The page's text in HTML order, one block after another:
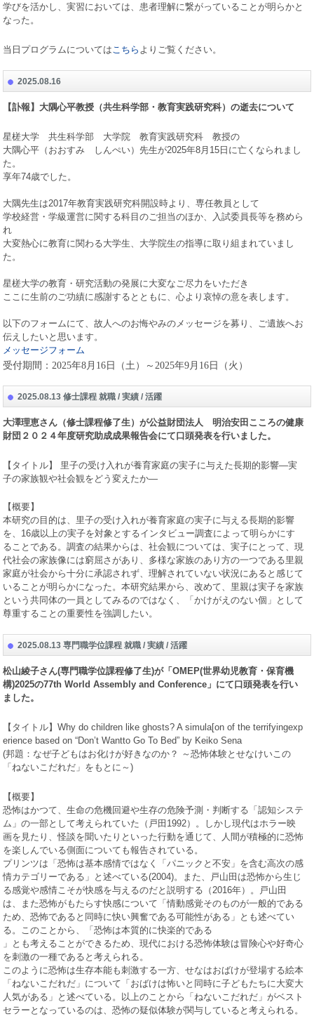
学びを活かし、実習においては、患者理解に繋がっていることが明らかと
なった。
当日プログラムについてはこちら よりご覧ください。
2025.08.16
【訃報】大隅心平教授（共生科学部・教育実践研究科）の逝去について
星槎大学 共生科学部 大学院 教育実践研究科 教授の
大隅心平（おおすみ しんぺい）先生が2025年8月 15 日に亡くなられまし
た。
享年74歳でした。
大隅先生は2017年教育実践研究科開設時より、専任教員として
学校経営・学級運営に関する科目のご担当のほか、入試委員長等を務めら
れ
大変熱心に教育に関わる大学生、大学院生の指導に取り組まれていまし
た。
星槎大学の教育・研究活動の発展に大変なご尽力をいただき
ここに生前のご功績に感謝するとともに、心より哀悼の意を表します。
以下のフォームにて、故人へのお悔やみのメッセージを募り、ご遺族へお
伝えしたいと思います。
メッセージフォーム
受付期間： 2025年8月 16 日（土）～ 2025年9月 16 日（火）
2025.08.13 修士課程 就職 / 実績 / 活躍
大澤理恵さん（修士課程修了生）が公益財団法人 明治安田こころの健康
財団２０２４年度研究助成成果報告会にて口頭発表を行いました。
【タイトル】 里子の受け入れが養育家庭の実子に与えた長期的影響―実
子の家族観や社会観をどう変えたか―
【概要】
本研究の目的は、里子の受け入れが養育家庭の実子に与える長期的影響
を、 16歳以上の実子を対象とするインタビュー調査によって明らかにす
ることである。調査の結果からは、社会観については、実子にとって、現
代社会の家族像には窮屈さがあり、多様な家族のあり方の一つである里親
家庭が社会から十分に承認されず、理解されていない状況にあると感じて
いることが明らかになった。本研究結果から、改めて、里親は実子を家族
という共同体の一員としてみるのではなく、「かけがえのない個」として
尊重することの重要性を強調したい。
2025.08.13 専門職学位課程 就職 / 実績 / 活躍
松山綾子さん(専門職学位課程修了生)が「 OMEP(世界幼児教育・保育機
構)2025の77th World Assembly and Conference 」にて口頭発表を行い
ました。
【タイトル】 Why do children like ghosts? A simula[on of the terrifyingexp
erience based on “Don’t Wantto Go To Bed” by Keiko Sena
(邦題：なぜ子どもはお化けが好きなのか？ ～恐怖体験とせなけいこの
「ねないこだれだ」をもとに～ )
【概要】
恐怖はかつて、生命の危機回避や生存の危険予測・判断する「認知システ
ム」の一部として考えられていた（戸田 1992）。しかし現代はホラー映
画を見たり、怪談を聞いたりといった行動を通じて、人間が積極的に恐怖
を楽しんでいる側面についても報告されている。
プリンツは「恐怖は基本感情ではなく「パニックと不安」を含む高次の感
情カテゴリーである」と述べている(2004)。また、戸山田は恐怖から生じ
る感覚や感情こそが快感を与えるのだと説明する（2016年）。戸山田
は、また恐怖がもたらす快感について「情動感覚そのものが一般的である
ため、恐怖であると同時に快い興奮である可能性がある」とも述べてい
る。このことから、「恐怖は本質的に快楽的である
」とも考えることができるため、現代における恐怖体験は冒険心や好奇心
を刺激の一種であると考えられる。
このように恐怖は生存本能も刺激する一方、せなはおばけが登場する絵本
「ねないこだれだ」について「おばけは怖いと同時に子どもたちに大変大
人気がある」と述べている。以上のことから「ねないこだれだ」がベスト
セラーとなっているのは、恐怖の疑似体験が関与していると考えられる。